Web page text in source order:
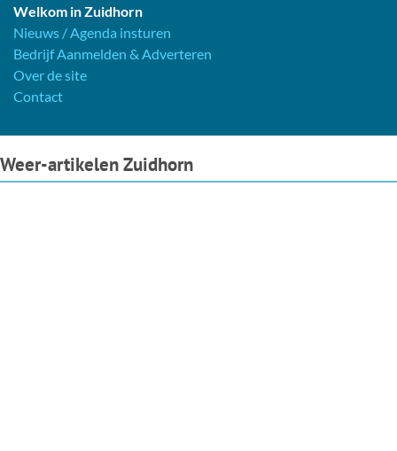
Welkom in Zuidhorn
Nieuws / Agenda insturen
Bedrijf Aanmelden & Adverteren
Over de site
Contact
Weer-artikelen Zuidhorn